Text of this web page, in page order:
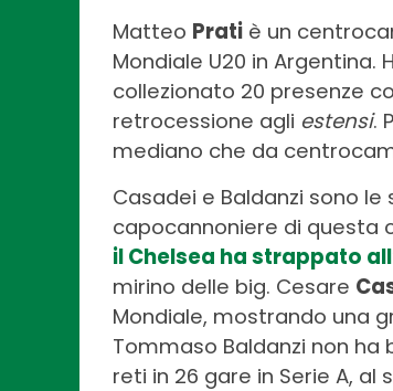
Matteo Prati è un
Mondiale U20 in Argentina.
collezionato 20 presenze
retrocessione agli estensi.
mediano che da
Casadei e Baldanzi sono le
capocannoniere di questa
il Chelsea ha strappato
mirino delle big. Cesare
Mondiale, mostrando una
Tommaso Baldanzi non ha
reti in 26 gare in Serie A,